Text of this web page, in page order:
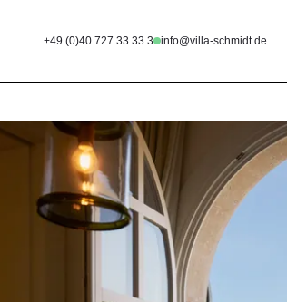
+49 (0)40 727 33 33 3 info@villa-schmidt.de